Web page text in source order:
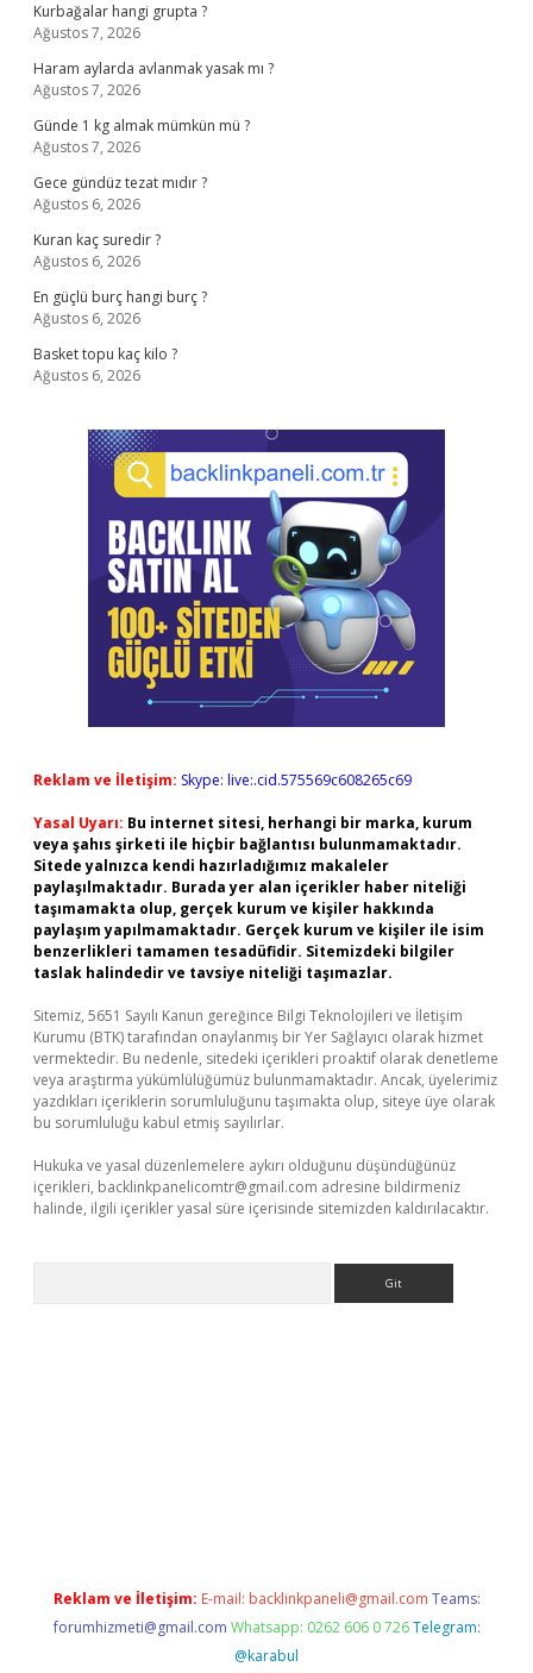
Kurbağalar hangi grupta ?
Ağustos 7, 2026
Haram aylarda avlanmak yasak mı ?
Ağustos 7, 2026
Günde 1 kg almak mümkün mü ?
Ağustos 7, 2026
Gece gündüz tezat mıdır ?
Ağustos 6, 2026
Kuran kaç suredir ?
Ağustos 6, 2026
En güçlü burç hangi burç ?
Ağustos 6, 2026
Basket topu kaç kilo ?
Ağustos 6, 2026
Reklam ve İletişim: Skype: live:.cid.575569c608265c69
Yasal Uyarı: Bu internet sitesi, herhangi bir marka, kurum
veya şahıs şirketi ile hiçbir bağlantısı bulunmamaktadır.
Sitede yalnızca kendi hazırladığımız makaleler
paylaşılmaktadır. Burada yer alan içerikler haber niteliği
taşımamakta olup, gerçek kurum ve kişiler hakkında
paylaşım yapılmamaktadır. Gerçek kurum ve kişiler ile isim
benzerlikleri tamamen tesadüfidir. Sitemizdeki bilgiler
taslak halindedir ve tavsiye niteliği taşımazlar.
Sitemiz, 5651 Sayılı Kanun gereğince Bilgi Teknolojileri ve İletişim
Kurumu (BTK) tarafından onaylanmış bir Yer Sağlayıcı olarak hizmet
vermektedir. Bu nedenle, sitedeki içerikleri proaktif olarak denetleme
veya araştırma yükümlülüğümüz bulunmamaktadır. Ancak, üyelerimiz
yazdıkları içeriklerin sorumluluğunu taşımakta olup, siteye üye olarak
bu sorumluluğu kabul etmiş sayılırlar.
Hukuka ve yasal düzenlemelere aykırı olduğunu düşündüğünüz
içerikleri, backlinkpanelicomtr@gmail.com adresine bildirmeniz
halinde, ilgili içerikler yasal süre içerisinde sitemizden kaldırılacaktır.
Reklam ve İletişim: E-mail: backlinkpaneli@gmail.com Teams:
forumhizmeti@gmail.com Whatsapp: 0262 606 0 726 Telegram:
@karabul